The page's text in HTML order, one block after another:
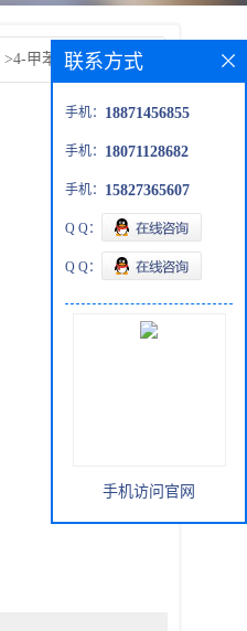
>4-甲苯基-二碘甲基砜
联系方式
手机： 18871456855
手机： 18071128682
手机： 15827365607
Q Q：
Q Q：
手机访问官网